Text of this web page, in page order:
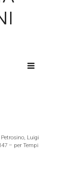
Luigi
– per Tempi